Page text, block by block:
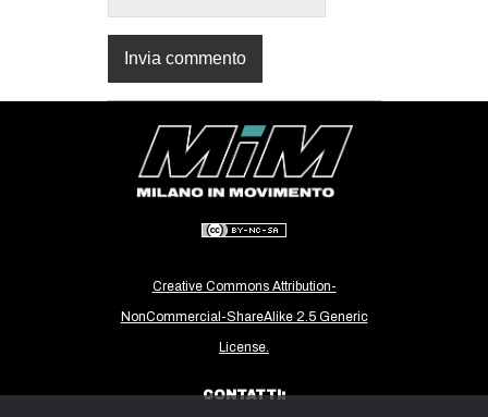
Creative Commons Attribution-
NonCommercial-ShareAlike 2.5 Generic
License.
CONTATTI: